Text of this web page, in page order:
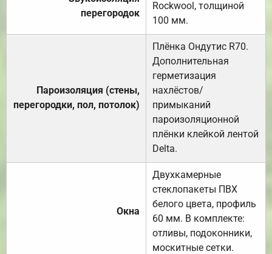
перегородок
Rockwool, толщиной
100 мм.
Пароизоляция (стены,
перегородки, пол, потолок)
Плёнка Ондутис R70.
Дополнительная
герметизация
нахлёстов/
примыканий
пароизоляционной
плёнки клейкой лентой
Delta.
Окна
Двухкамерные
стеклопакеты ПВХ
белого цвета, профиль
60 мм. В комплекте:
отливы, подоконники,
москитные сетки.